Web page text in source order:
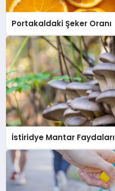
Portakaldaki Şeker Oranı
İstiridye Mantar Faydaları